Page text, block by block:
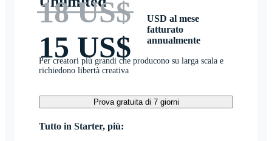
18 US$
15 US$
USD al mese
fatturato
annualmente
Per creatori più grandi che producono su larga scala e
richiedono libertà creativa
Prova gratuita di 7 giorni
Tutto in Starter, più: